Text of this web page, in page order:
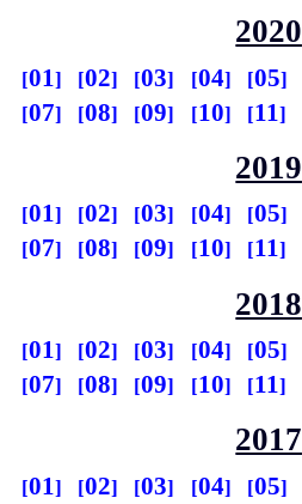
2020
01 02 03 04 05
07
08 09 10 11
2019
01 02 03 04 05
07
08 09 10 11
2018
01 02 03 04 05
07
08 09 10 11
2017
01 02 03 04 05